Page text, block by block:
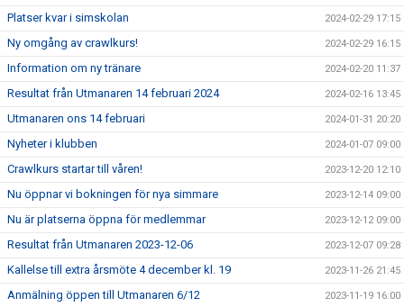
Platser kvar i simskolan 2024-02-29 17:15
Ny omgång av crawlkurs! 2024-02-29 16:15
Information om ny tränare 2024-02-20 11:37
Resultat från Utmanaren 14 februari 2024 2024-02-16 13:45
Utmanaren ons 14 februari 2024-01-31 20:20
Nyheter i klubben 2024-01-07 09:00
Crawlkurs startar till våren! 2023-12-20 12:10
Nu öppnar vi bokningen för nya simmare 2023-12-14 09:00
Nu är platserna öppna för medlemmar 2023-12-12 09:00
Resultat från Utmanaren 2023-12-06 2023-12-07 09:28
Kallelse till extra årsmöte 4 december kl. 19 2023-11-26 21:45
Anmälning öppen till Utmanaren 6/12 2023-11-19 16:00